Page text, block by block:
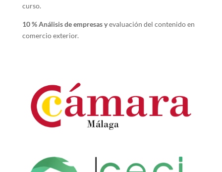
curso.
10 % Análisis de empresas yevaluación del contenido en
comercio exterior.